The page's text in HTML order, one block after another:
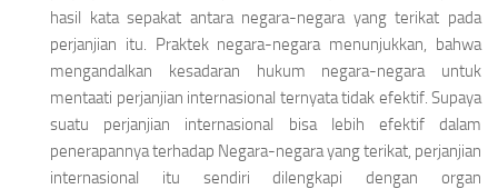
hasil kata sepakat antara negara-negara yang terikat pada
perjanjian itu. Praktek negara-negara menunjukkan, bahwa
mengandalkan kesadaran hukum negara-negara untuk
mentaati perjanjian internasional ternyata tidak efektif. Supaya
suatu perjanjian internasional bisa lebih efektif dalam
penerapannya terhadap Negara-­negara yang terikat, perjanjian
internasional itu sendiri dilengkapi dengan organ